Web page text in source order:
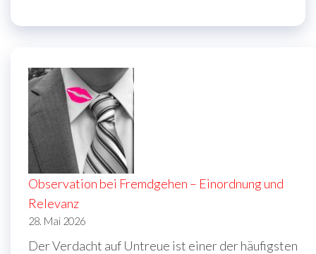
Observation bei Fremdgehen – Einordnung und
Relevanz
28. Mai 2026
Der Verdacht auf Untreue ist einer der häufigsten